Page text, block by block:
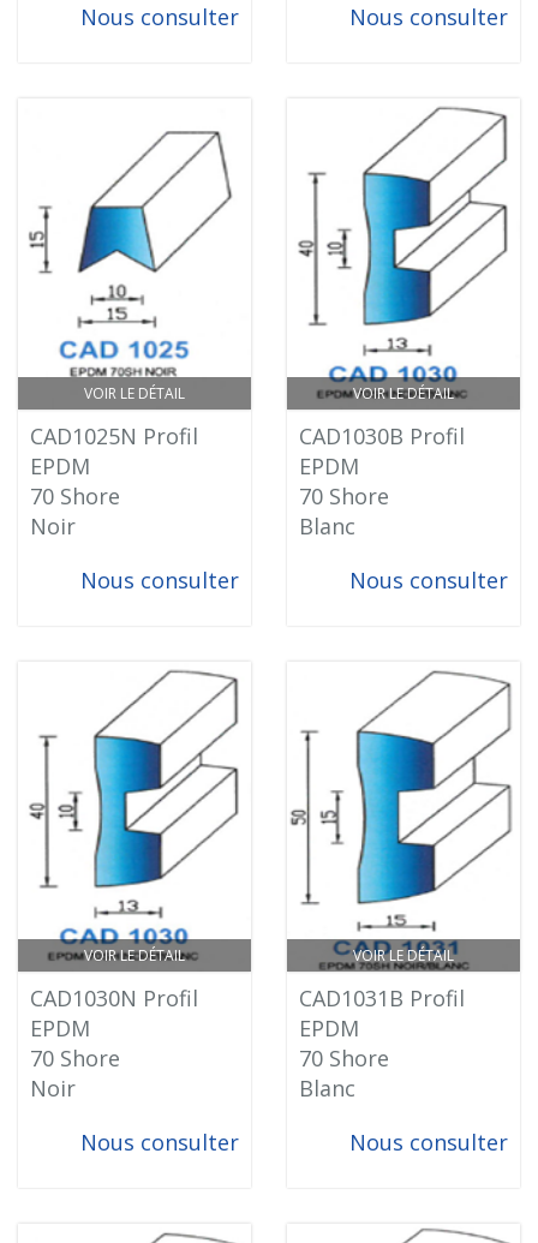
Nous consulter
Nous consulter
VOIR LE DÉTAIL
CAD1025N Profil
EPDM
70 Shore
Noir
Nous consulter
VOIR LE DÉTAIL
CAD1030B Profil
EPDM
70 Shore
Blanc
Nous consulter
VOIR LE DÉTAIL
CAD1030N Profil
EPDM
70 Shore
Noir
Nous consulter
VOIR LE DÉTAIL
CAD1031B Profil
EPDM
70 Shore
Blanc
Nous consulter